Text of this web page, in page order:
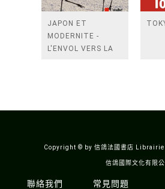
JAPON ET
MODERNITE -
L'ENVOL VERS LA
Copyright © by 信鴿法國書店
信鴿國際文化有限
聯絡我們
常見問題